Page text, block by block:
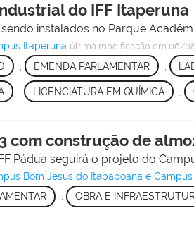
do IFF Itaperuna
instalados no Parque
Itaperuna última modificação em 06/
EMENDA PARLAMENTAR
LICENCIATURA EM QUÍMICA
com construção de
Pádua seguirá o projeto do
Bom Jesus do Itabapoana e Campus
, OBRA E